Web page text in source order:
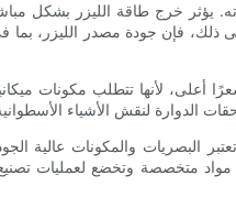
الليزر بقدرة 100 وات هي جودة مصدر الليزر وقوته.
إلى ذلك، فإن جودة مصدر
لأنها تتطلب مكونات
البصريات والمكونات عالية
متخصصة وتخضع لعمليات تصنيع